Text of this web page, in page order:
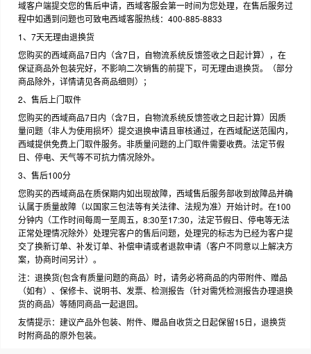
域客户端提交您的售后申请，西域客服会第一时间为您处理，在售后服务过
程中如遇到问题也可致电西域客服热线：400-885-8833
1、7天无理由退换货
您购买的西域商品7日内（含7日，自物流系统反馈签收之日起计算），在
保证商品外包装完好，不影响二次销售的前提下，可无理由退换货。（部分
商品除外，详情请见各商品细则）；
2、售后上门取件
您购买的西域商品7日内（含7日，自物流系统反馈签收之日起计算）因质
量问题（非人为使用损坏）提交退换申请且审核通过，在西域配送范围内，
西域提供免费上门取件服务。非质量问题的上门取件需要收费。法定节假
日、停电、天气等不可抗力情况除外。
3、售后100分
您购买的西域商品在质保期内如出现故障，西域售后服务部收到故障品并确
认属于质量故障（以国家三包法等有关法律、法规为准）开始计时。在100
分钟内（工作时间每周一至周五，8:30至17:30，法定节假日、停电等无法
正常处理情况除外）处理完客户的售后问题，处理完的标志为已经为客户提
交了换新订单、补发订单、补偿申请或者退款申请（客户不同意以上解决方
案，协商时间另计）。
注：退换货(包含有质量问题的商品）时，请务必将商品的内带附件、赠品
（如有）、保修卡、说明书、发票、检测报告（针对需凭检测报告办理退换
货的商品）等随同商品一起退回。
友情提示：建议产品外包装、附件、赠品自收货之日起保留15日，退换货
时附商品的原外包装。